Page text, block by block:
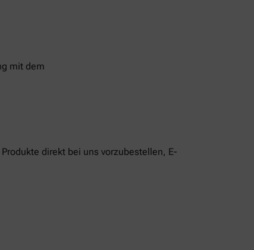
mit dem
direkt bei uns vorzubestellen, E-